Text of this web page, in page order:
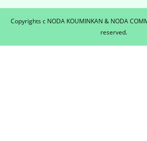
Copyrights c NODA KOUMINKAN & NODA
reserved.